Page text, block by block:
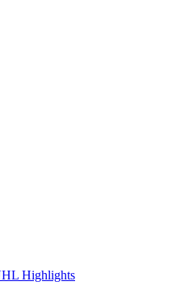
Highlights